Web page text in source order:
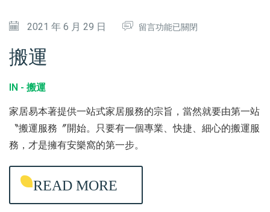
2021 年 6 月 29 日
在
中
留言功能已關閉
搬運
IN - 搬運
家居易本著提供一站式家居服務的宗旨，當然就要由第一站
〝搬運服務〞開始。只要有一個專業、快捷、細心的搬運服
務，才是擁有安樂窩的第一步。
READ MORE